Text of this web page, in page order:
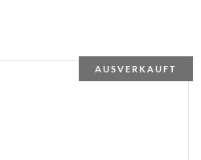
AUSVERKAUFT